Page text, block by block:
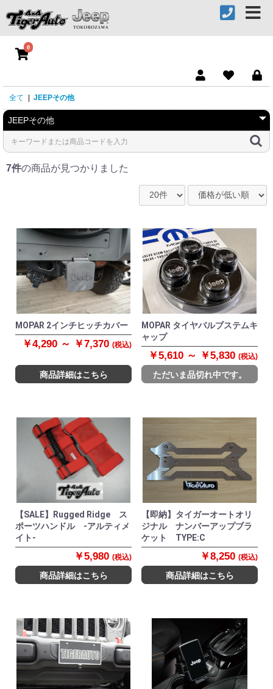
0
全て JEEPその他
7件の商品が見つかりました
MOPAR 2インチヒッチカバー
￥4,290 ～ ￥7,370 (税込)
商品詳細はこちら
MOPAR タイヤバルブステムキ
ャップ
￥5,610 ～ ￥5,830 (税込)
ただいま品切れ中です。
【SALE】Rugged Ridge ス
ポーツハンドル -アルティメ
イト-
￥5,980 (税込)
商品詳細はこちら
【即納】タイガーオートオリ
ジナル ナンバーアップブラ
ケット TYPE:C
￥8,250 (税込)
商品詳細はこちら